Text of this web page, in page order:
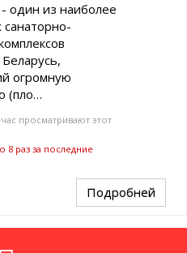
один из наиболее
санаторно-
огромную
(пло…
просматривают этот
8 раз за последние
Подробней